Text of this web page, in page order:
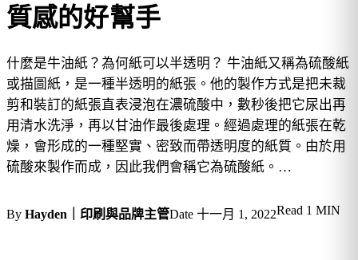
質感的好幫手
什麼是牛油紙？為何紙可以半透明？ 牛油紙又稱為硫酸紙
或描圖紙，是一種半透明的紙張。他的製作方式是把未裁
剪和裝訂的紙張直表浸泡在濃硫酸中，數秒後把它尿出再
用清水洗淨，再以甘油作最後處理。經過處理的紙張在乾
燥，會形成的一種堅實、密致而帶透明度的紙質。由於用
硫酸來製作而成，因此我們會稱它為硫酸紙。…
By Hayden｜印刷與品牌主管Date 十一月 1, 2022Read 1 MIN